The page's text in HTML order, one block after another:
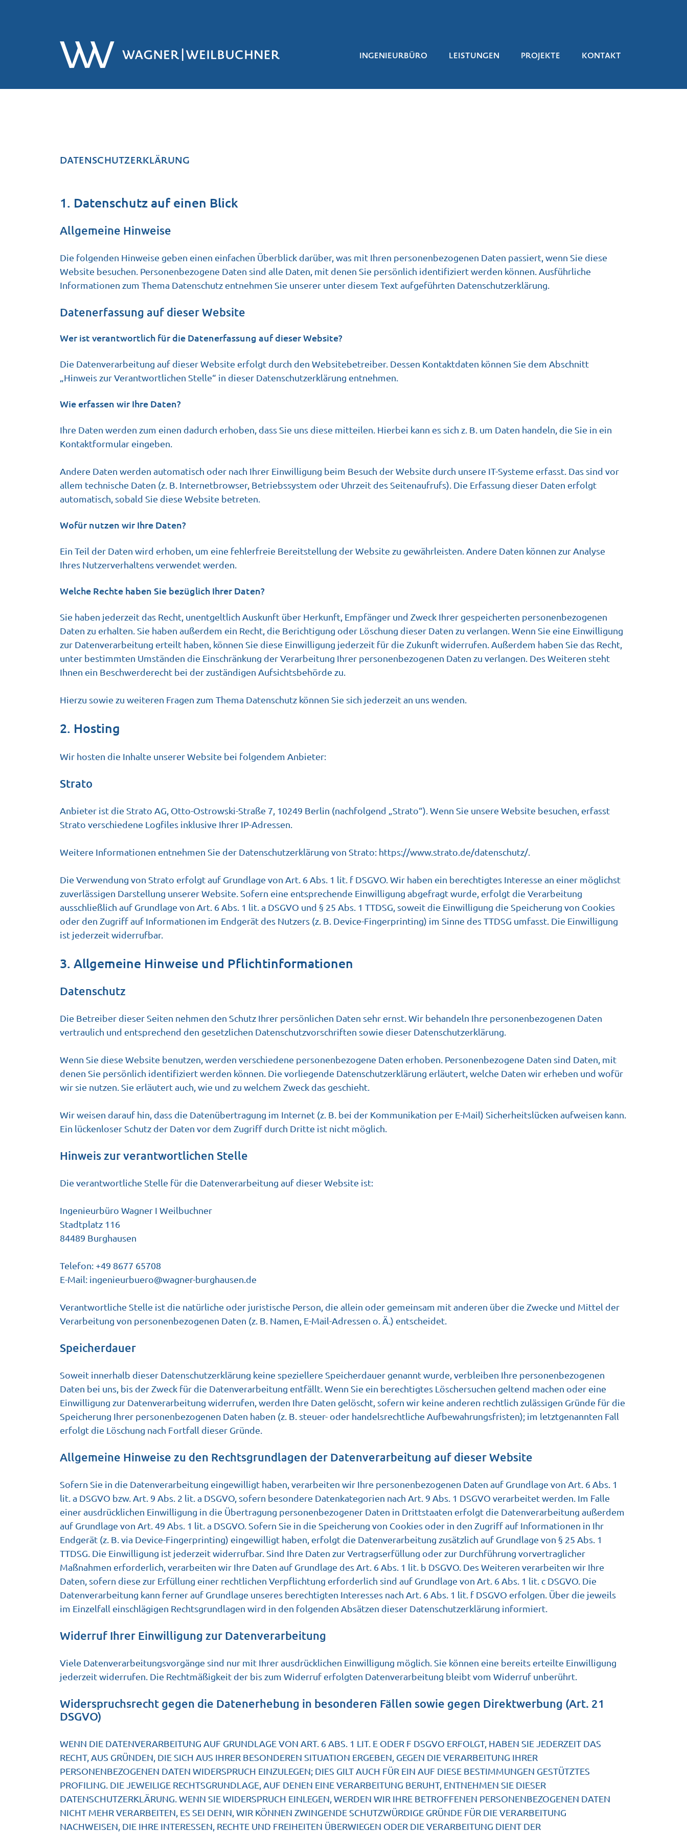
INGENIEURBÜRO LEISTUNGEN PROJEKTE KONTAKT
DATENSCHUTZ­ERKLÄRUNG
1. Datenschutz auf einen Blick
Allgemeine Hinweise
Die folgenden Hinweise geben einen einfachen Überblick darüber, was mit Ihren personenbezogenen Daten passiert, wenn Sie diese
Website besuchen. Personenbezogene Daten sind alle Daten, mit denen Sie persönlich identifiziert werden können. Ausführliche
Informationen zum Thema Datenschutz entnehmen Sie unserer unter diesem Text aufgeführten Datenschutzerklärung.
Datenerfassung auf dieser Website
Wer ist verantwortlich für die Datenerfassung auf dieser Website?
Die Datenverarbeitung auf dieser Website erfolgt durch den Websitebetreiber. Dessen Kontaktdaten können Sie dem Abschnitt
„Hinweis zur Verantwortlichen Stelle“ in dieser Datenschutzerklärung entnehmen.
Wie erfassen wir Ihre Daten?
Ihre Daten werden zum einen dadurch erhoben, dass Sie uns diese mitteilen. Hierbei kann es sich z. B. um Daten handeln, die Sie in ein
Kontaktformular eingeben.
Andere Daten werden automatisch oder nach Ihrer Einwilligung beim Besuch der Website durch unsere IT-Systeme erfasst. Das sind vor
allem technische Daten (z. B. Internetbrowser, Betriebssystem oder Uhrzeit des Seitenaufrufs). Die Erfassung dieser Daten erfolgt
automatisch, sobald Sie diese Website betreten.
Wofür nutzen wir Ihre Daten?
Ein Teil der Daten wird erhoben, um eine fehlerfreie Bereitstellung der Website zu gewährleisten. Andere Daten können zur Analyse
Ihres Nutzerverhaltens verwendet werden.
Welche Rechte haben Sie bezüglich Ihrer Daten?
Sie haben jederzeit das Recht, unentgeltlich Auskunft über Herkunft, Empfänger und Zweck Ihrer gespeicherten personenbezogenen
Daten zu erhalten. Sie haben außerdem ein Recht, die Berichtigung oder Löschung dieser Daten zu verlangen. Wenn Sie eine Einwilligung
zur Datenverarbeitung erteilt haben, können Sie diese Einwilligung jederzeit für die Zukunft widerrufen. Außerdem haben Sie das Recht,
unter bestimmten Umständen die Einschränkung der Verarbeitung Ihrer personenbezogenen Daten zu verlangen. Des Weiteren steht
Ihnen ein Beschwerderecht bei der zuständigen Aufsichtsbehörde zu.
Hierzu sowie zu weiteren Fragen zum Thema Datenschutz können Sie sich jederzeit an uns wenden.
2. Hosting
Wir hosten die Inhalte unserer Website bei folgendem Anbieter:
Strato
Anbieter ist die Strato AG, Otto-Ostrowski-Straße 7, 10249 Berlin (nachfolgend „Strato“). Wenn Sie unsere Website besuchen, erfasst
Strato verschiedene Logfiles inklusive Ihrer IP-Adressen.
Weitere Informationen entnehmen Sie der Datenschutzerklärung von Strato: https://www.strato.de/datenschutz/.
Die Verwendung von Strato erfolgt auf Grundlage von Art. 6 Abs. 1 lit. f DSGVO. Wir haben ein berechtigtes Interesse an einer möglichst
zuverlässigen Darstellung unserer Website. Sofern eine entsprechende Einwilligung abgefragt wurde, erfolgt die Verarbeitung
ausschließlich auf Grundlage von Art. 6 Abs. 1 lit. a DSGVO und § 25 Abs. 1 TTDSG, soweit die Einwilligung die Speicherung von Cookies
oder den Zugriff auf Informationen im Endgerät des Nutzers (z. B. Device-Fingerprinting) im Sinne des TTDSG umfasst. Die Einwilligung
ist jederzeit widerrufbar.
3. Allgemeine Hinweise und Pflicht­informationen
Datenschutz
Die Betreiber dieser Seiten nehmen den Schutz Ihrer persönlichen Daten sehr ernst. Wir behandeln Ihre personenbezogenen Daten
vertraulich und entsprechend den gesetzlichen Datenschutzvorschriften sowie dieser Datenschutzerklärung.
Wenn Sie diese Website benutzen, werden verschiedene personenbezogene Daten erhoben. Personenbezogene Daten sind Daten, mit
denen Sie persönlich identifiziert werden können. Die vorliegende Datenschutzerklärung erläutert, welche Daten wir erheben und wofür
wir sie nutzen. Sie erläutert auch, wie und zu welchem Zweck das geschieht.
Wir weisen darauf hin, dass die Datenübertragung im Internet (z. B. bei der Kommunikation per E-Mail) Sicherheitslücken aufweisen kann.
Ein lückenloser Schutz der Daten vor dem Zugriff durch Dritte ist nicht möglich.
Hinweis zur verantwortlichen Stelle
Die verantwortliche Stelle für die Datenverarbeitung auf dieser Website ist:
Ingenieurbüro Wagner I Weilbuchner
Stadtplatz 116
84489 Burghausen
Telefon: +49 8677 65708
E-Mail: ingenieurbuero@wagner-burghausen.de
Verantwortliche Stelle ist die natürliche oder juristische Person, die allein oder gemeinsam mit anderen über die Zwecke und Mittel der
Verarbeitung von personenbezogenen Daten (z. B. Namen, E-Mail-Adressen o. Ä.) entscheidet.
Speicherdauer
Soweit innerhalb dieser Datenschutzerklärung keine speziellere Speicherdauer genannt wurde, verbleiben Ihre personenbezogenen
Daten bei uns, bis der Zweck für die Datenverarbeitung entfällt. Wenn Sie ein berechtigtes Löschersuchen geltend machen oder eine
Einwilligung zur Datenverarbeitung widerrufen, werden Ihre Daten gelöscht, sofern wir keine anderen rechtlich zulässigen Gründe für die
Speicherung Ihrer personenbezogenen Daten haben (z. B. steuer- oder handelsrechtliche Aufbewahrungsfristen); im letztgenannten Fall
erfolgt die Löschung nach Fortfall dieser Gründe.
Allgemeine Hinweise zu den Rechtsgrundlagen der Datenverarbeitung auf dieser Website
Sofern Sie in die Datenverarbeitung eingewilligt haben, verarbeiten wir Ihre personenbezogenen Daten auf Grundlage von Art. 6 Abs. 1
lit. a DSGVO bzw. Art. 9 Abs. 2 lit. a DSGVO, sofern besondere Datenkategorien nach Art. 9 Abs. 1 DSGVO verarbeitet werden. Im Falle
einer ausdrücklichen Einwilligung in die Übertragung personenbezogener Daten in Drittstaaten erfolgt die Datenverarbeitung außerdem
auf Grundlage von Art. 49 Abs. 1 lit. a DSGVO. Sofern Sie in die Speicherung von Cookies oder in den Zugriff auf Informationen in Ihr
Endgerät (z. B. via Device-Fingerprinting) eingewilligt haben, erfolgt die Datenverarbeitung zusätzlich auf Grundlage von § 25 Abs. 1
TTDSG. Die Einwilligung ist jederzeit widerrufbar. Sind Ihre Daten zur Vertragserfüllung oder zur Durchführung vorvertraglicher
Maßnahmen erforderlich, verarbeiten wir Ihre Daten auf Grundlage des Art. 6 Abs. 1 lit. b DSGVO. Des Weiteren verarbeiten wir Ihre
Daten, sofern diese zur Erfüllung einer rechtlichen Verpflichtung erforderlich sind auf Grundlage von Art. 6 Abs. 1 lit. c DSGVO. Die
Datenverarbeitung kann ferner auf Grundlage unseres berechtigten Interesses nach Art. 6 Abs. 1 lit. f DSGVO erfolgen. Über die jeweils
im Einzelfall einschlägigen Rechtsgrundlagen wird in den folgenden Absätzen dieser Datenschutzerklärung informiert.
Widerruf Ihrer Einwilligung zur Datenverarbeitung
Viele Datenverarbeitungsvorgänge sind nur mit Ihrer ausdrücklichen Einwilligung möglich. Sie können eine bereits erteilte Einwilligung
jederzeit widerrufen. Die Rechtmäßigkeit der bis zum Widerruf erfolgten Datenverarbeitung bleibt vom Widerruf unberührt.
Widerspruchsrecht gegen die Datenerhebung in besonderen Fällen sowie gegen Direktwerbung (Art. 21
DSGVO)
WENN DIE DATENVERARBEITUNG AUF GRUNDLAGE VON ART. 6 ABS. 1 LIT. E ODER F DSGVO ERFOLGT, HABEN SIE JEDERZEIT DAS
RECHT, AUS GRÜNDEN, DIE SICH AUS IHRER BESONDEREN SITUATION ERGEBEN, GEGEN DIE VERARBEITUNG IHRER
PERSONENBEZOGENEN DATEN WIDERSPRUCH EINZULEGEN; DIES GILT AUCH FÜR EIN AUF DIESE BESTIMMUNGEN GESTÜTZTES
PROFILING. DIE JEWEILIGE RECHTSGRUNDLAGE, AUF DENEN EINE VERARBEITUNG BERUHT, ENTNEHMEN SIE DIESER
DATENSCHUTZERKLÄRUNG. WENN SIE WIDERSPRUCH EINLEGEN, WERDEN WIR IHRE BETROFFENEN PERSONENBEZOGENEN DATEN
NICHT MEHR VERARBEITEN, ES SEI DENN, WIR KÖNNEN ZWINGENDE SCHUTZWÜRDIGE GRÜNDE FÜR DIE VERARBEITUNG
NACHWEISEN, DIE IHRE INTERESSEN, RECHTE UND FREIHEITEN ÜBERWIEGEN ODER DIE VERARBEITUNG DIENT DER